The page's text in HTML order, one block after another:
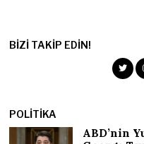
BIZI TAKIP EDIN!
POLITIKA
ABD’nin